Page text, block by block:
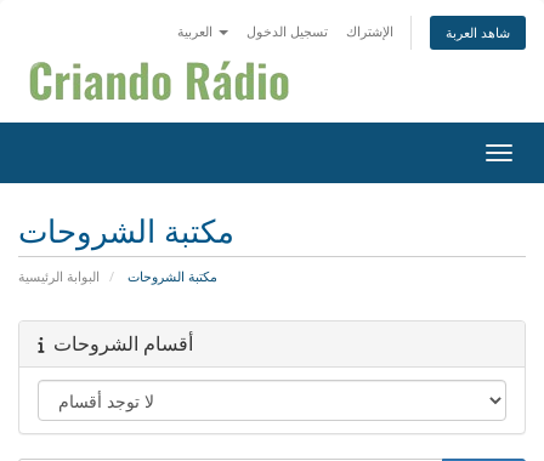
تسجيل الدخول الإشتراك شاهد العربة
مكتبة الشروحات
البوابة الرئيسية مكتبة الشروحات
أقسام الشروحات